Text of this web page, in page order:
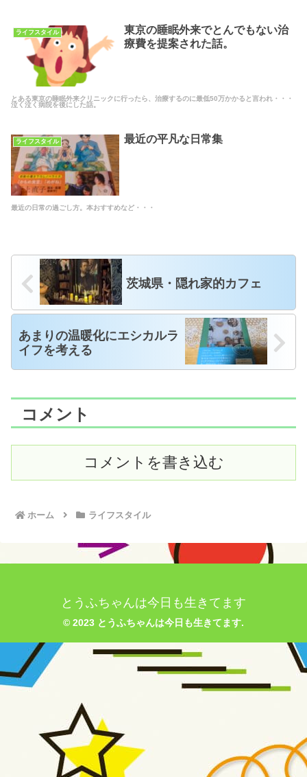
ライフスタイル
東京の睡眠外来でとんでもない治
療費を提案された話。
とある東京の睡眠外来クリニックに行ったら、治療するのに最低50万かかると言われ・・・
泣く泣く病院を後にした話。
ライフスタイル 最近の平凡な日常集
最近の日常の過ごし方。本おすすめなど・・・
茨城県・隠れ家的カフェ
あまりの温暖化にエシカルラ
イフを考える
コメント
コメントを書き込む
ホーム ライフスタイル
とうふちゃんは今日も生きてます
© 2023 とうふちゃんは今日も生きてます.